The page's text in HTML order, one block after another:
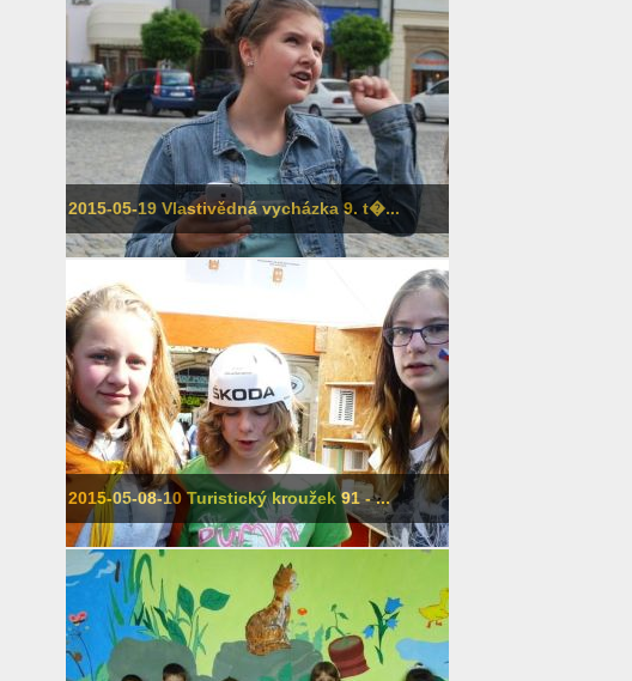
2015-05-19 Vlastivědná vycházka 9. t�...
2015-05-08-10 Turistický kroužek 91 - ...